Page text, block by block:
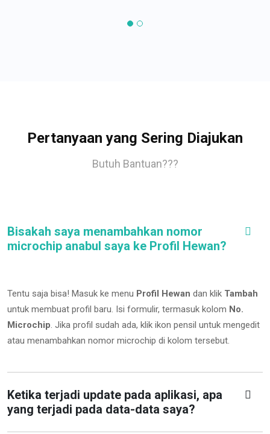
Pertanyaan yang Sering Diajukan
Butuh Bantuan???
Bisakah saya menambahkan nomor
microchip anabul saya ke Profil Hewan?
Tentu saja bisa! Masuk ke menu Profil Hewan dan klik Tambah
untuk membuat profil baru. Isi formulir, termasuk kolom No.
Microchip. Jika profil sudah ada, klik ikon pensil untuk mengedit
atau menambahkan nomor microchip di kolom tersebut.
Ketika terjadi update pada aplikasi, apa
yang terjadi pada data-data saya?